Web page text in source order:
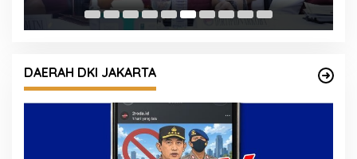
DAERAH DKI JAKARTA